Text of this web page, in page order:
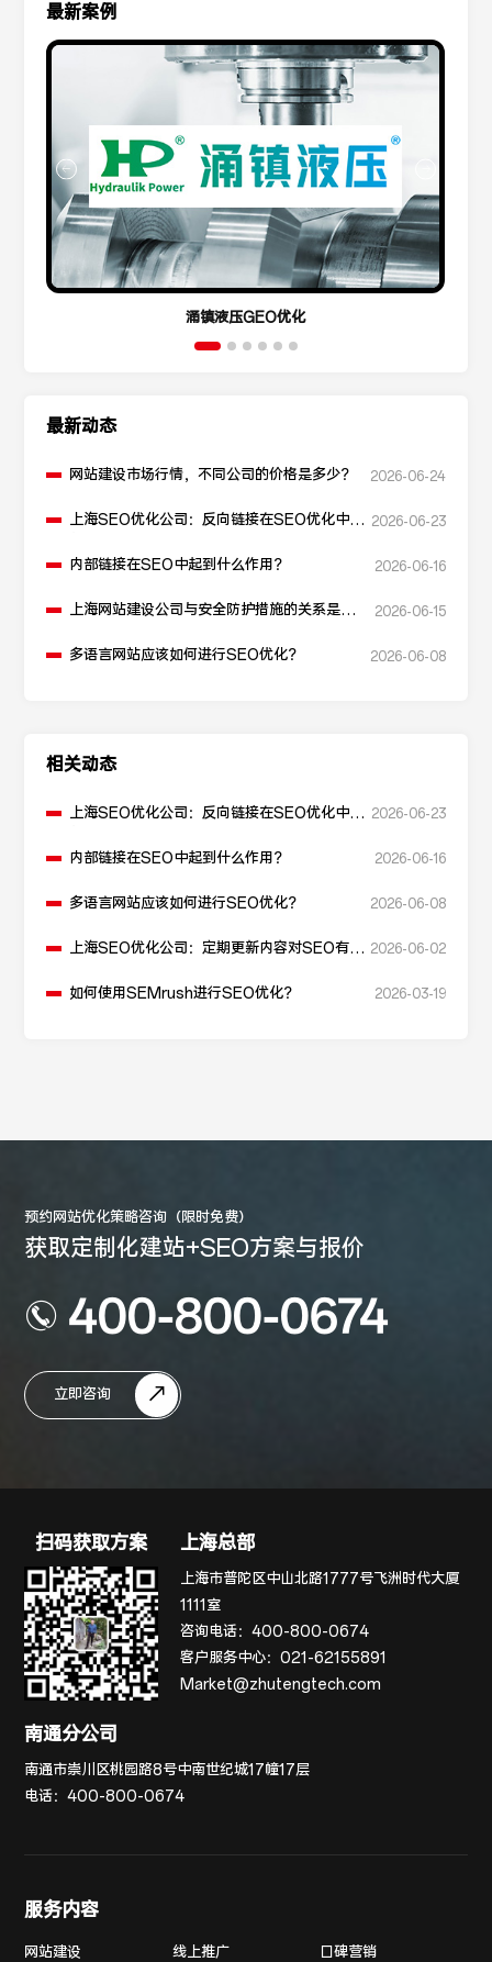
最新案例
涌镇液压GEO优化
最新动态
网站建设市场行情，不同公司的价格是多少？ 2026-06-24
上海SEO优化公司：反向链接在SEO优化中起 2026-06-23
内部链接在SEO中起到什么作用？ 2026-06-16
上海网站建设公司与安全防护措施的关系是什
2026-06-15
多语言网站应该如何进行SEO优化？ 2026-06-08
相关动态
上海SEO优化公司：反向链接在SEO优化中起 2026-06-23
内部链接在SEO中起到什么作用？ 2026-06-16
多语言网站应该如何进行SEO优化？ 2026-06-08
上海SEO优化公司：定期更新内容对SEO有什 2026-06-02
如何使用SEMrush进行SEO优化？ 2026-03-19
预约网站优化策略咨询（限时免费）
获取定制化建站+SEO方案与报价
400-800-0674
立即咨询
扫码获取方案 上海总部
上海市普陀区中山北路1777号飞洲时代大厦
1111室
咨询电话：400-800-0674
客户服务中心：021-62155891
Market@zhutengtech.com
南通分公司
南通市崇川区桃园路8号中南世纪城17幢17层
电话：400-800-0674
服务内容
网站建设 线上推广 口碑营销